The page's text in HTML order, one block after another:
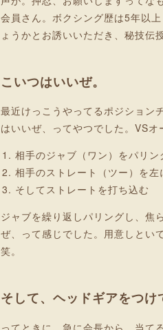
会員さん。ボクシング歴は5年以
ょうかとお誘いいただき、秘技伝
こいつはいいぜ。
最近けっこうやってるポジション
はいいぜ、ってやつでした。VS
相手のジャブ（ワン）をパリン
相手のストレート（ツー）を
そしてストレートを打ち込む
ジャブを繰り返しパリングし、焦
ぜ、って感じでした。用意しとい
笑。
そして、ヘッドギアをつ
ってときに、急に会長から、当て